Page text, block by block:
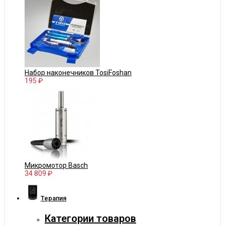
Набор наконечников TosiFoshan
195 ₽
Микромотор Basch
34 809 ₽
Терапия
Категории товаров